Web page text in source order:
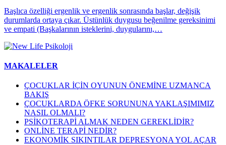
Başlıca özelliği ergenlik ve ergenlik sonrasında başlar, değişik
durumlarda ortaya çıkar. Üstünlük duygusu beğenilme gereksinimi
ve empati (Başkalarının isteklerini, duygularını,…
MAKALELER
ÇOCUKLAR İÇİN OYUNUN ÖNEMİNE UZMANCA
BAKIŞ
ÇOCUKLARDA ÖFKE SORUNUNA YAKLAŞIMIMIZ
NASIL OLMALI?
PSİKOTERAPİ ALMAK NEDEN GEREKLİDİR?
ONLİNE TERAPİ NEDİR?
EKONOMİK SIKINTILAR DEPRESYONA YOL AÇAR